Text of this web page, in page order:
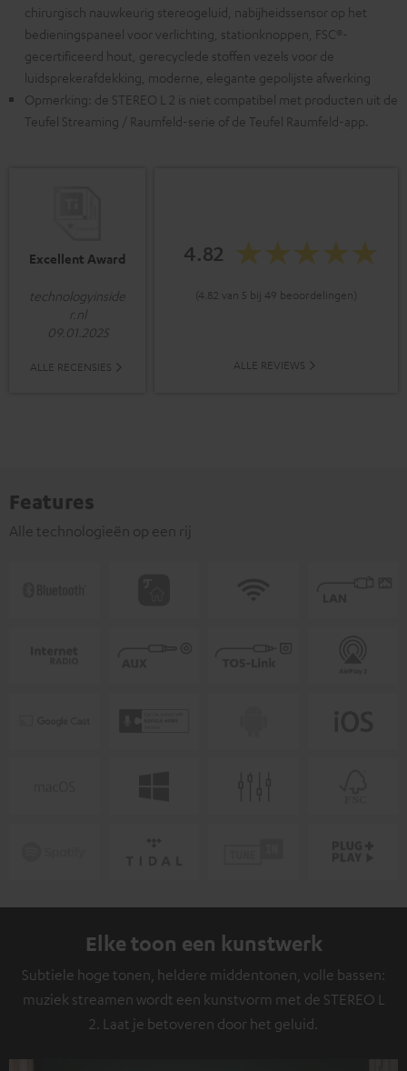
chirurgisch nauwkeurig stereogeluid, nabijheidssensor op het
bedieningspaneel voor verlichting, stationknoppen, FSC®-
gecertificeerd hout, gerecyclede stoffen vezels voor de
luidsprekerafdekking, moderne, elegante gepolijste afwerking
Opmerking: de STEREO L 2 is niet compatibel met producten uit de
Teufel Streaming / Raumfeld-serie of de Teufel Raumfeld-app.
Excellent Award
technologyinside
r.nl
09.01.2025
ALLE RECENSIES
4.82
(4.82 van 5 bij 49 beoordelingen)
ALLE REVIEWS
Features
Alle technologieën op een rij
Elke toon een kunstwerk
Subtiele hoge tonen, heldere middentonen, volle bassen:
muziek streamen wordt een kunstvorm met de STEREO L
2. Laat je betoveren door het geluid.